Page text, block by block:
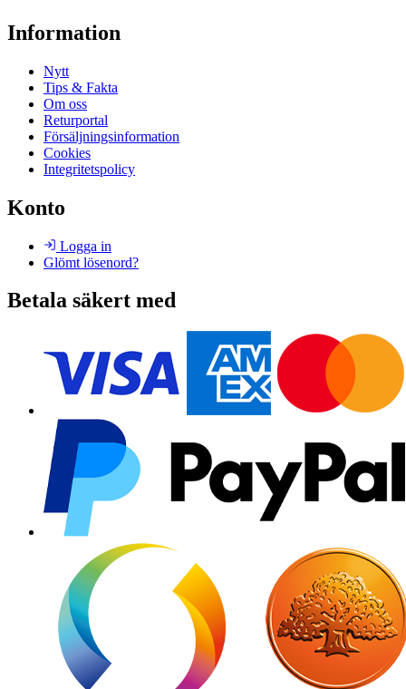
Information
Nytt
Tips & Fakta
Om oss
Returportal
Försäljningsinformation
Cookies
Integritetspolicy
Konto
Logga in
Glömt lösenord?
Betala säkert med